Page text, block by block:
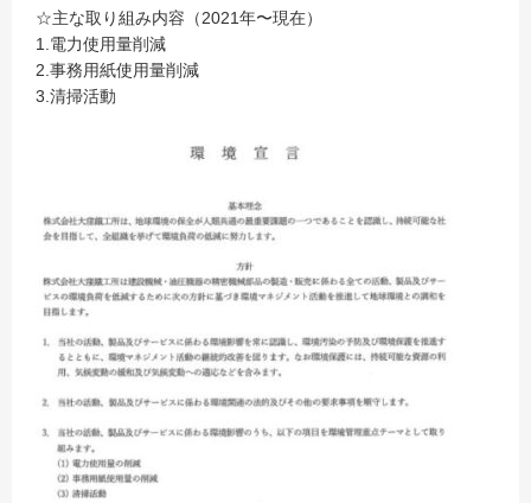
☆主な取り組み内容（2021年〜現在）
1.電力使用量削減
2.事務用紙使用量削減
3.清掃活動